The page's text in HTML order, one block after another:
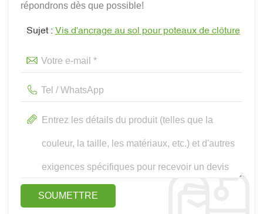
répondrons dès que possible!
Sujet : Vis d'ancrage au sol pour poteaux de clôture